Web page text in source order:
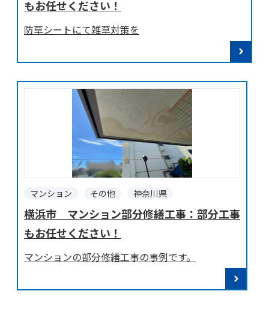
もお任せください！
防草シートにて雑草対策を
マンション その他 神奈川県
横浜市 マンション部分修繕工事：部分工事
もお任せください！
マンションの部分修繕工事の事例です。